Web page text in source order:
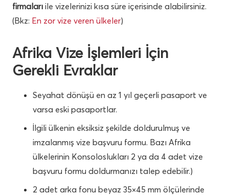
firmaları ile vizelerinizi kısa süre içerisinde alabilirsiniz.
(Bkz: En zor vize veren ülkeler)
Afrika Vize İşlemleri İçin
Gerekli Evraklar
Seyahat dönüşü en az 1 yıl geçerli pasaport ve
varsa eski pasaportlar.
İlgili ülkenin eksiksiz şekilde doldurulmuş ve
imzalanmış vize başvuru formu. Bazı Afrika
ülkelerinin Konsoloslukları 2 ya da 4 adet vize
başvuru formu doldurmanızı talep edebilir.)
2 adet arka fonu beyaz 35×45 mm ölçülerinde